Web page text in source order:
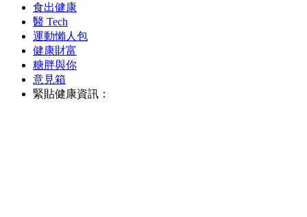
食出健康
醫 Tech
運動懶人包
健康財富
糖胖與你
意見箱
緊貼健康資訊：